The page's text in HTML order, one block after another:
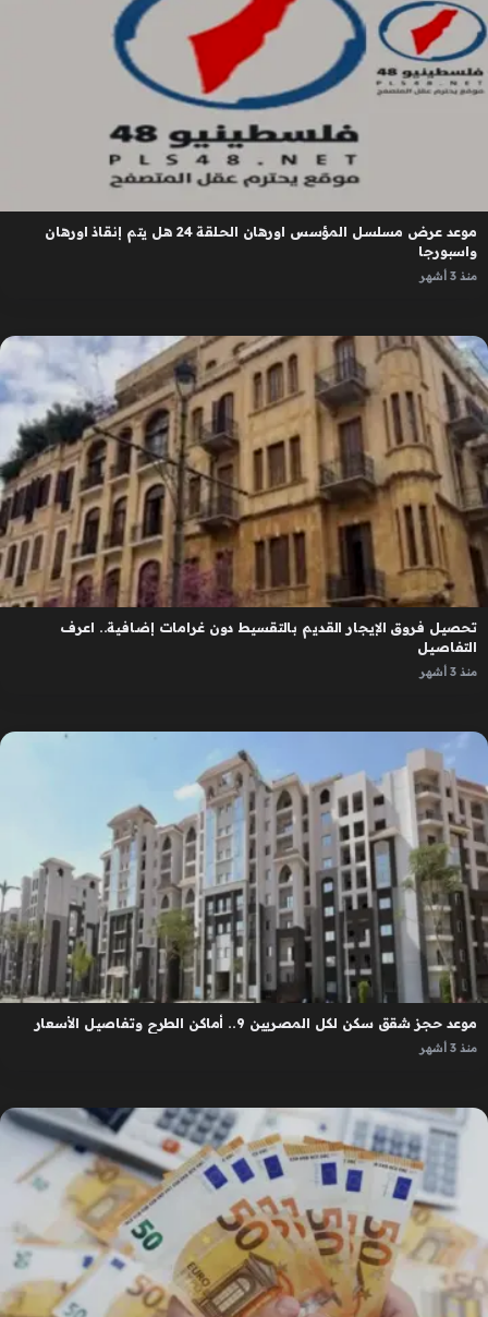
موعد عرض مسلسل المؤسس اورهان الحلقة 24 هل يتم إنقاذ اورهان
واسبورجا
منذ 3 أشهر
تحصيل فروق الإيجار القديم بالتقسيط دون غرامات إضافية.. اعرف
التفاصيل
منذ 3 أشهر
موعد حجز شقق سكن لكل المصريين 9.. أماكن الطرح وتفاصيل الأسعار
منذ 3 أشهر